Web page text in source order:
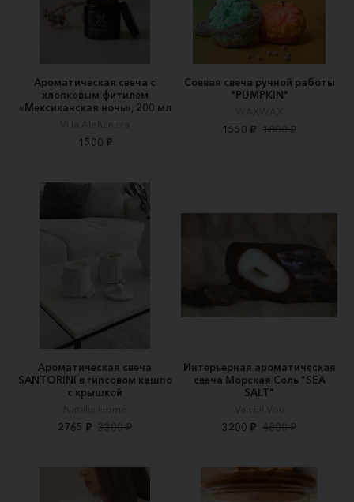
Ароматическая свеча с
хлопковым фитилем
«Мексиканская ночь», 200 мл
Villa Alehandra
1500 ₽
Соевая свеча ручной работы
"PUMPKIN"
WAXWAX
1550 ₽ 1800 ₽
Ароматическая свеча
SANTORINI в гипсовом кашпо
с крышкой
Natalis Home
2765 ₽ 3300 ₽
Интерьерная ароматическая
свеча Морская Соль "SEA
SALT"
Van Di Vou
3200 ₽ 4800 ₽